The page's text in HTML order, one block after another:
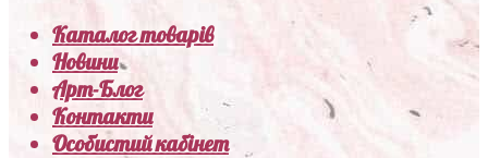
Каталог товарів
Новини
Арт-Блог
Контакти
Особистий кабінет